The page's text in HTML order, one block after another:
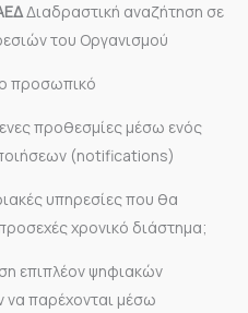
Διαδραστική αναζήτηση σε
του Οργανισμού
προσωπικό
προθεσμίες μέσω ενός
(notifications)
υπηρεσίες που θα
χρονικό διάστημα;
επιπλέον ψηφιακών
παρέχονται μέσω